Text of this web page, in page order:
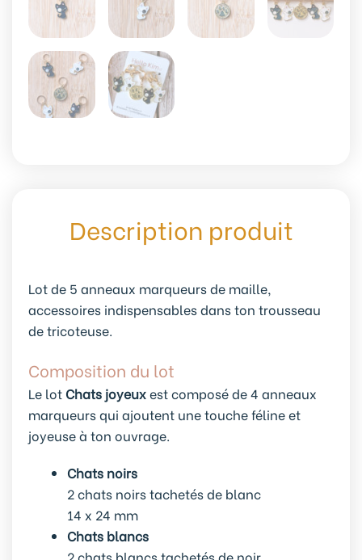
Description produit
Lot de 5 anneaux marqueurs de maille,
accessoires indispensables dans ton trousseau
de tricoteuse.
Composition du lot
Le lot Chats joyeuxest composé de 4 anneaux
marqueurs qui ajoutent une touche féline et
joyeuse à ton ouvrage.
Chats noirs
2 chats noirs tachetés de blanc
14 x 24 mm
Chats blancs
2 chats blancs tachetés de noir